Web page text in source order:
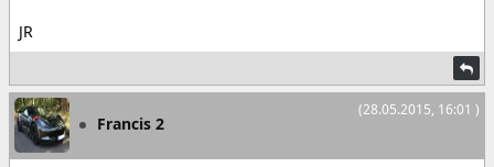
JR
(28.05.2015, 16:01 )
Francis 2